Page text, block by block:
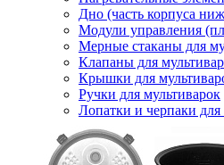
Дно (часть корпуса
Модули управления
Мерные стаканы для
Клапаны для
Крышки для
Ручки для мультиварок
Лопатки и черпаки для